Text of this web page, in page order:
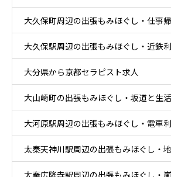
大久保町周辺の出張もみほぐし・仕事
大久保駅周辺の出張もみほぐし・近鉄
大分県から京都セラピスト求人
大山崎町の出張もみほぐし・坂道と生
大河原駅周辺の出張もみほぐし・電車
太秦天神川駅周辺の出張もみほぐし・
太秦広隆寺駅周辺の出張もみほぐし・